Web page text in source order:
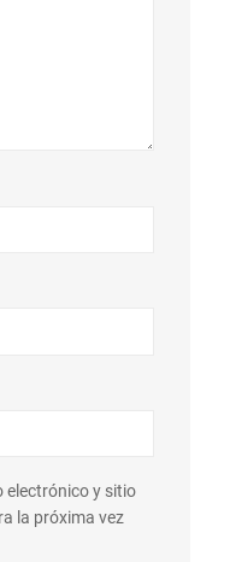
electrónico y sitio
la próxima vez